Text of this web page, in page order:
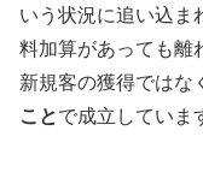
いう状況に追い込ま
料加算があっても離
新規客の獲得ではな
ことで成立していま